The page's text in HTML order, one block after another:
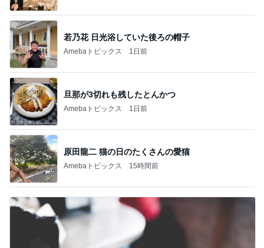
若乃花 日光浴していた後ろの帽子
Amebaトピックス 1日前
旦那が3切れも残したとんかつ
Amebaトピックス 1日前
原田龍二 猫の日のたくさんの愛猫
Amebaトピックス 15時間前